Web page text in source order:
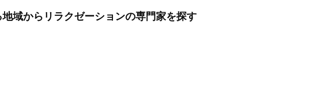
域からリラクゼーションの専門家を探す